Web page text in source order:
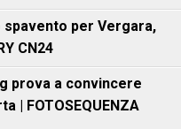
spavento per Vergara,
CN24
prova a convincere
| FOTOSEQUENZA